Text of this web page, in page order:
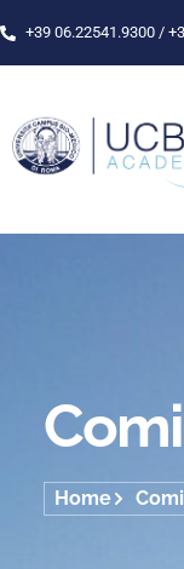
+39 06.22541.9300 /
Home